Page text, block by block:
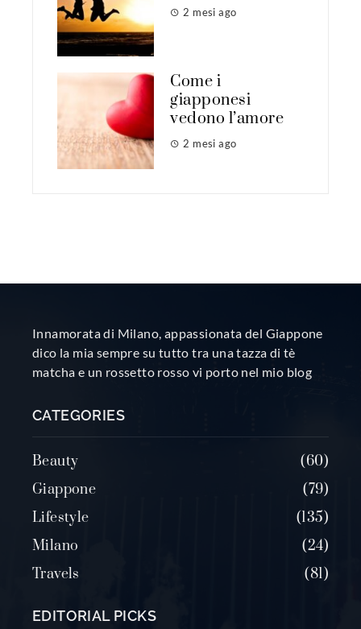
2 mesi ago
Come i
giapponesi
vedono l’amore
2 mesi ago
Innamorata di Milano, appassionata del Giappone
dico la mia sempre su tutto tra una tazza di tè
matcha e un rossetto rosso vi porto nel mio blog
CATEGORIES
Beauty
60
Giappone
79
Lifestyle
135
Milano
24
Travels
81
EDITORIAL PICKS